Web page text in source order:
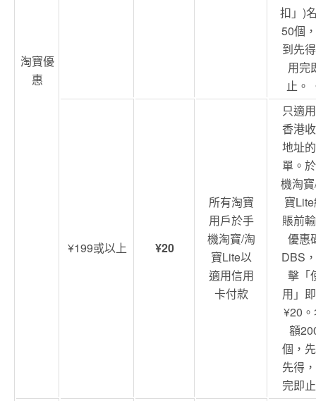
淘寶優
惠
扣」)
50個
到先
用完
止。
¥199或以上 ¥20
所有淘寶
用戶於手
機淘寶/淘
寶Lite以
適用信用
卡付款
只適
香港
地址
單。
機淘
寶
賬前
優惠
DBS
擊「
用」
¥20
額
個，
先得
完即